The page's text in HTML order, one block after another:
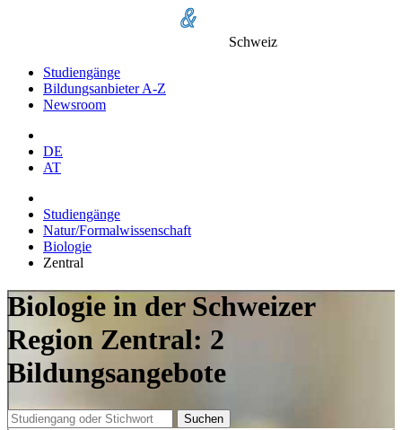
Schweiz
Studiengänge
Bildungsanbieter A-Z
Newsroom
DE
AT
Studiengänge
Natur/Formalwissenschaft
Biologie
Zentral
Biologie in der Schweizer
Region Zentral: 2
Bildungsangebote
Suchen